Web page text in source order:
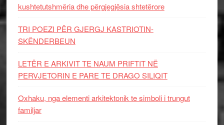
kushtetutshmëria dhe përgjegjësia shtetërore
TRI POEZI PËR GJERGJ KASTRIOTIN-
SKËNDERBEUN
LETËR E ARKIVIT TE NAUM PRIFTIT NË
PERVJETORIN E PARE TE DRAGO SILIQIT
Oxhaku, nga elementi arkitektonik te simboli i trungut
familjar